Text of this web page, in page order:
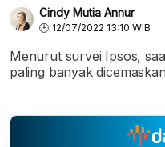
Cindy Mutia Annur
12/07/2022 13:10 WIB
Menurut survei Ipsos,
paling banyak